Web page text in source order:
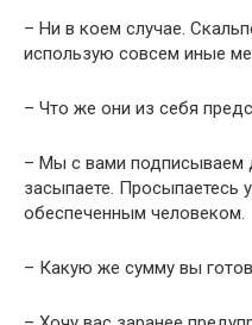
– Ни в коем случае.
использую совсем иные
– Что же они из себя
– Мы с вами подписываем
засыпаете. Просыпаетесь
обеспеченным человеком.
– Какую же сумму вы